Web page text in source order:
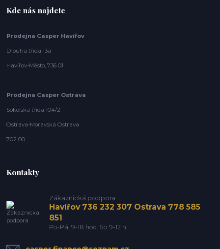
Kde nás najdete
Prodejna Casper Havířov
Dlouhá třída 13a
Havířov-Město, 736 01
Prodejna Casper Ostrava
Sokolská třída 104/2
Ostrava-Moravská Ostrava
702 00
Kontakty
Zákaznická podpora
Havířov 736 232 307 Ostrava 778 585
851
Po-Pá, 9-18 hod. So 9-12 h.